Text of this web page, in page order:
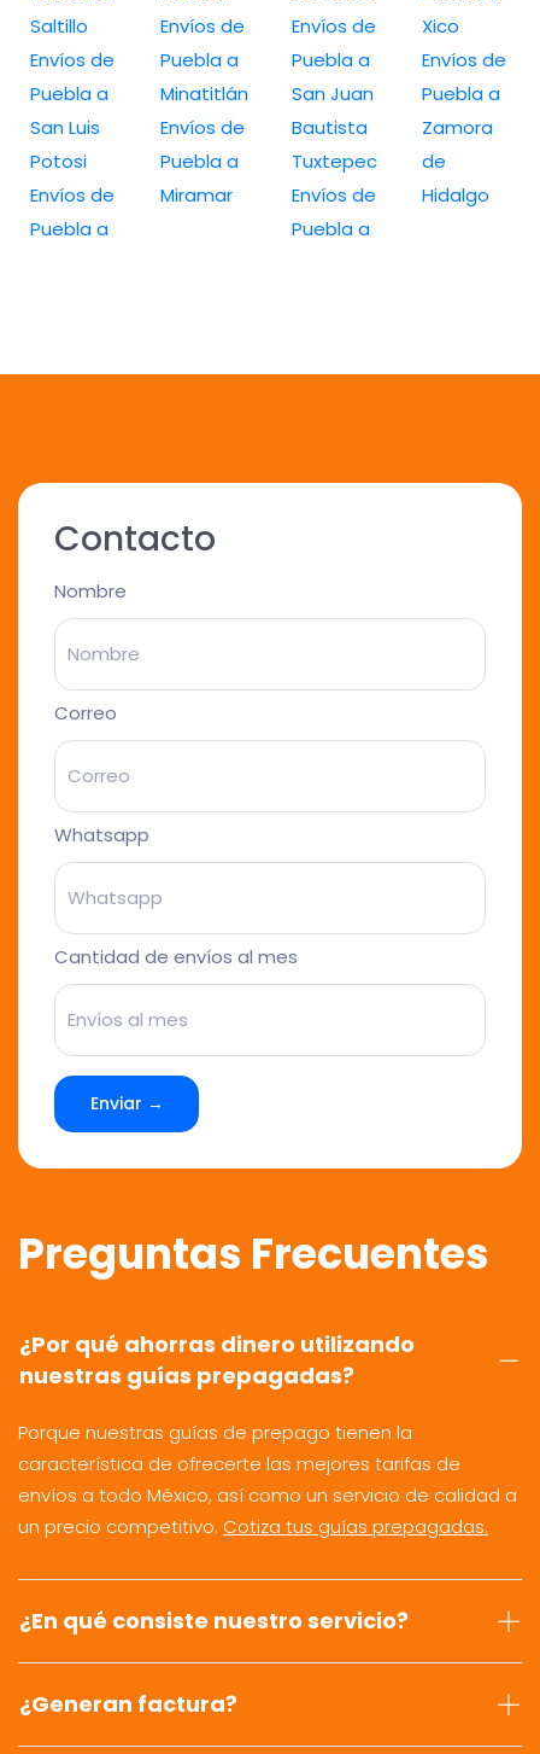
Saltillo
Envíos de
Puebla a
San Luis
Potosi
Envíos de
Puebla a
Envíos de
Puebla a
Minatitlán
Envíos de
Puebla a
Miramar
Envíos de
Puebla a
San Juan
Bautista
Tuxtepec
Envíos de
Puebla a
Xico
Envíos de
Puebla a
Zamora
de
Hidalgo
Contacto
Nombre
Correo
Whatsapp
Cantidad de envíos al mes
Enviar →
Preguntas Frecuentes
¿Por qué ahorras dinero utilizando
nuestras guías prepagadas?
Porque nuestras guías de prepago tienen la
característica de ofrecerte las mejores tarifas de
envíos a todo México, así como un servicio de calidad a
un precio competitivo. Cotiza tus guías prepagadas.
¿En qué consiste nuestro servicio?
¿Generan factura?